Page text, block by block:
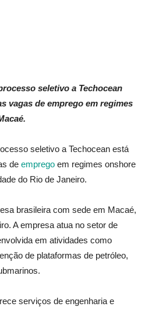
seletivo a Techocean
vagas de emprego em regimes
seletivo a Techocean está
de emprego em regimes onshore
do Rio de Janeiro.
brasileira com sede em Macaé,
A empresa atua no setor de
em atividades como
de plataformas de petróleo,
serviços de engenharia e